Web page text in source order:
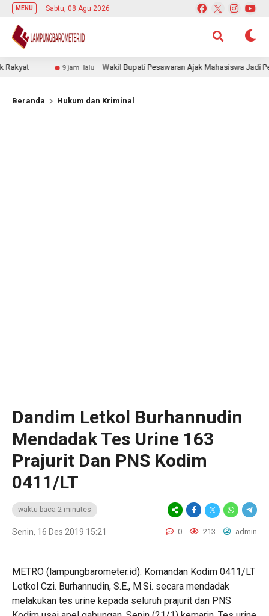
MENU Sabtu, 08 Agu 2026
9 jam lalu Wakil Bupati Pesawaran Ajak Mahasiswa Jadi
Beranda Hukum dan Kriminal
Dandim Letkol Burhannudin
Mendadak Tes Urine 163
Prajurit Dan PNS Kodim
0411/LT
waktu baca 2 minutes
Senin, 16 Des 2019 15:21 0 213 admin
METRO (lampungbarometer.id): Komandan Kodim 0411/LT
Letkol Czi. Burhannudin, S.E., M.Si. secara mendadak
melakukan tes urine kepada seluruh prajurit dan PNS